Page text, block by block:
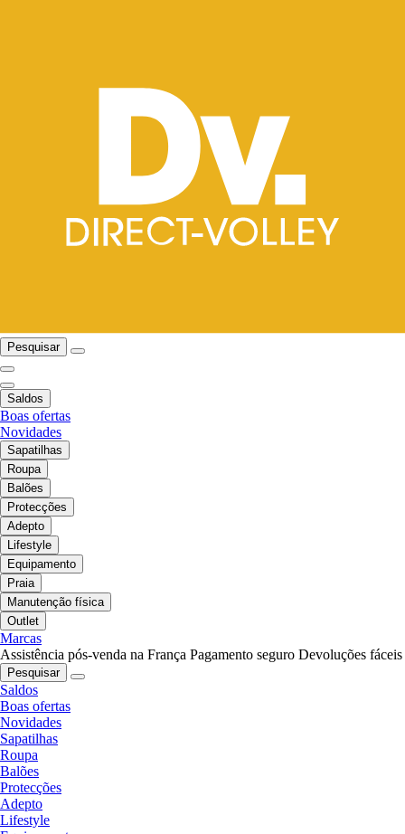
Pesquisar
Saldos
Boas ofertas
Novidades
Sapatilhas
Roupa
Balões
Protecções
Adepto
Lifestyle
Equipamento
Praia
Manutenção física
Outlet
Marcas
Assistência pós-venda na França Pagamento seguro Devoluções fáceis
Pesquisar
Saldos
Boas ofertas
Novidades
Sapatilhas
Roupa
Balões
Protecções
Adepto
Lifestyle